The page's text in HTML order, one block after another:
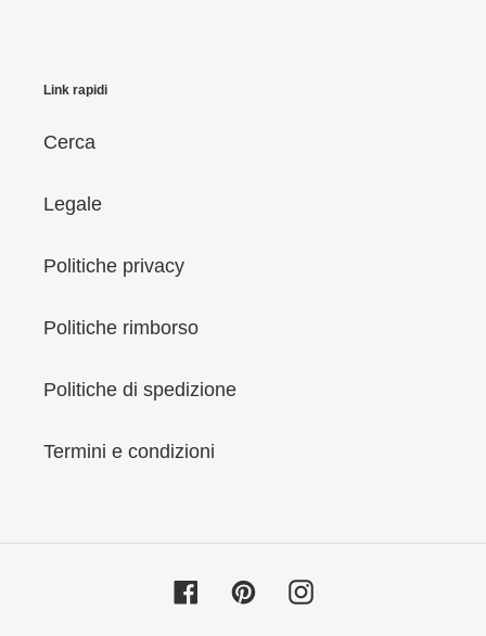
Link rapidi
Cerca
Legale
Politiche privacy
Politiche rimborso
Politiche di spedizione
Termini e condizioni
FacebookPinterestInstagram